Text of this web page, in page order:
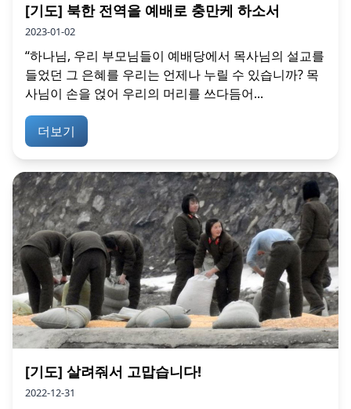
[기도] 북한 전역을 예배로 충만케 하소서
2023-01-02
“하나님, 우리 부모님들이 예배당에서 목사님의 설교를
들었던 그 은혜를 우리는 언제나 누릴 수 있습니까? 목
사님이 손을 얹어 우리의 머리를 쓰다듬어...
더보기
[기도] 살려줘서 고맙습니다!
2022-12-31